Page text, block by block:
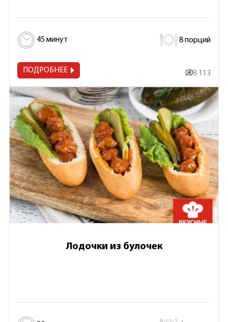
45 минут 8 порций
ПОДРОБНЕЕ 203 113
Лодочки из булочек